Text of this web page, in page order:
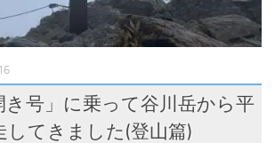
き号」に乗って谷川岳から平
してきました(登山篇)